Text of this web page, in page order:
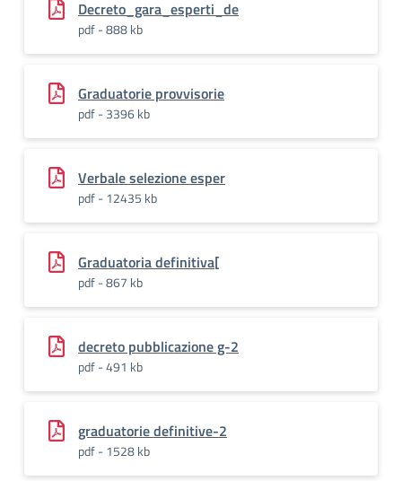
Decreto_gara_esperti_de
pdf - 888 kb
Graduatorie provvisorie
pdf - 3396 kb
Verbale selezione esper
pdf - 12435 kb
Graduatoria definitiva[
pdf - 867 kb
decreto pubblicazione g-2
pdf - 491 kb
graduatorie definitive-2
pdf - 1528 kb